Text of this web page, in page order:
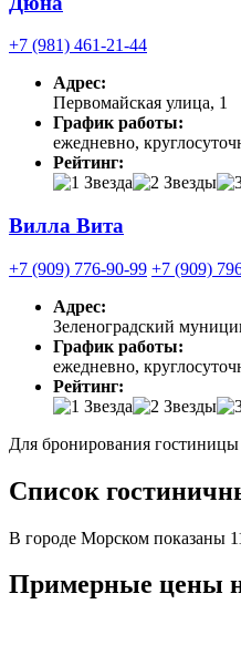
+7 (981) 461-21-44
Адрес:
Первомайская улица, 1
График работы:
ежедневно,
Рейтинг:
Вилла Вита
+7 (909) 776-90-99 +7 (909)
Адрес:
Зеленоградский
График работы:
ежедневно,
Рейтинг:
Для бронирования
Список
В городе Морском показаны
Примерные цены